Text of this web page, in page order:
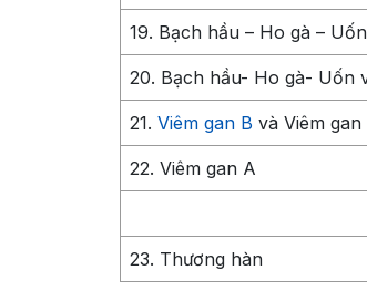
19. Bạch hầu – Ho gà –
20. Bạch hầu- Ho gà- Uốn
21. Viêm gan B và Viêm gan
22. Viêm gan A
23. Thương hàn